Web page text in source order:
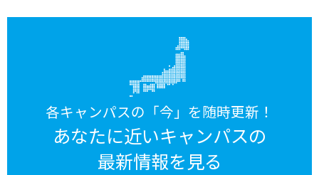
各キャンパスの「今」を随時更新！
あなたに近いキャンパスの
最新情報を見る